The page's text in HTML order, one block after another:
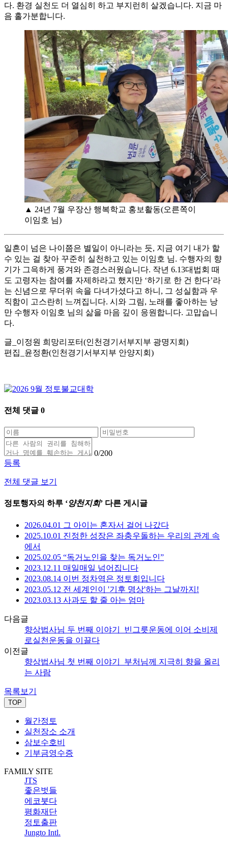
다. 환경 실천도 더 열심히 하고 부지런히 살겠습니다. 지금 마
음 홀가분합니다.
▲ 24년 7월 우장산 행복학교 홍보활동(오른쪽이
이임호 님)
일흔이 넘은 나이쯤은 별일이 아니라는 듯, 지금 여기 내가 할
수 있는 걸 찾아 꾸준히 실천하고 있는 이임호 님. 수행자의 향
기가 그윽하게 풍겨와 존경스러웠습니다. 작년 6.13대법회 때
도 고령자는 참여를 자제하라고 했지만 ‘하기로 한 건 한다’라
는 신념으로 무더위 속을 다녀가셨다고 하니, 그 성실함과 우
직함이 고스란히 느껴집니다. 시와 그림, 노래를 좋아하는 낭
만 수행자 이임호 님의 삶을 마음 깊이 응원합니다. 고맙습니
다.
글_이정원 희망리포터(인천경기서부지부 광명지회)
편집_윤정환(인천경기서부지부 안양지회)
전체 댓글 0
0/200
등록
전체 댓글 보기
정토행자의 하루 ‘양천지회’ 다른 게시글
2026.04.01 그 아이는 혼자서 걸어 나갔다
2025.10.01 진정한 성장은 좌충우돌하는 우리의 관계 속
에서
2025.02.05 “독거노인을 찾는 독거노인”
2023.12.11 매일매일 넘어집니다
2023.08.14 이번 정차역은 정토회입니다
2023.05.12 전 세계인이 '기후 명상'하는 그날까지!
2023.03.13 사과도 할 줄 아는 엄마
다음글
향상법사님 두 번째 이야기_빈그릇운동에 이어 소비제
로실천운동을 이끌다
이전글
향상법사님 첫 번째 이야기_부처님께 지극히 향을 올리
는 사람
목록보기
TOP
월간정토
실천장소 소개
삼보수호비
기부금영수증
FAMILY SITE
JTS
좋은벗들
에코붓다
평화재단
정토출판
Jungto Intl.